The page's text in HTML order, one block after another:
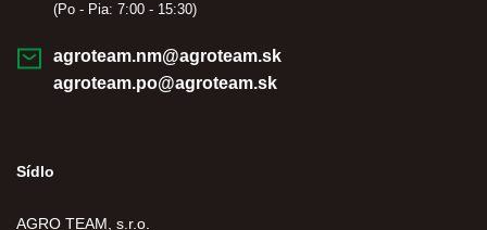
(Po - Pia: 7:00 - 15:30)
agroteam.nm@agroteam.sk
agroteam.po@agroteam.sk
Sídlo
AGRO TEAM, s.r.o.